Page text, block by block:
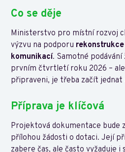
Co se děje
Ministerstvo pro místní rozvoj
výzvu na podporu
komunikací. Samotné
prvním čtvrtletí roku 2026 –
připraveni, je třeba začít jednat
Příprava je klíčová
Projektová dokumentace bude
přílohou žádosti o dotaci. Její
zabere čas, ale často vyžaduje i